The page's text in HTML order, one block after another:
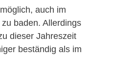
auch im
baden. Allerdings
dieser Jahreszeit
beständig als im